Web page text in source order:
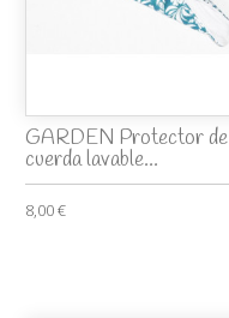
GARDEN Protector de
cuerda lavable...
8,00 €